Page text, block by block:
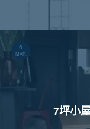
6
MAR.
7坪小